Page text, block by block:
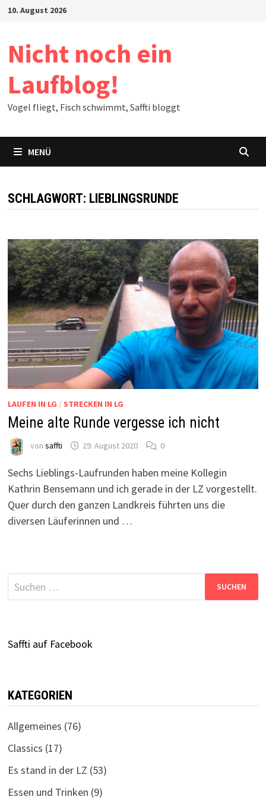
Zum10. August 2026
Nicht noch ein
Laufblog!
Vogel fliegt, Fisch schwimmt, Saffti bloggt
MENÜ
SCHLAGWORT: LIEBLINGSRUNDE
LAUFEN IN LG / STRECKEN IN LG
Meine alte Runde vergesse ich nicht
von saffti 29. August 2020 0
Sechs Lieblings-Laufrunden haben meine Kollegin
Kathrin Bensemann und ich gerade in der LZ vorgestellt.
Quer durch den ganzen Landkreis führten uns die
diversen Läuferinnen und …
Suchen
nach:
Saffti auf Facebook
KATEGORIEN
Allgemeines (76)
Classics (17)
Es stand in der LZ (53)
Essen und Trinken (9)